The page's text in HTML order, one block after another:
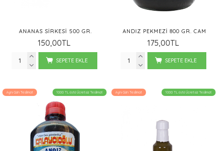
ANANAS SIRKESI 500 GR.
150,00TL
SEPETE EKLE
ANDIZ PEKMEZI 800 GR. CAM
175,00TL
SEPETE EKLE
Aynı Gün Teslimat 1000 TL üstü Ücretsiz Teslimat Aynı Gün Teslimat 1000 TL üstü Ücretsiz Teslimat